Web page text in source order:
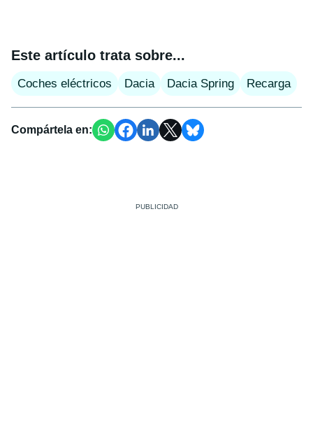
Este artículo trata sobre...
Coches eléctricos Dacia Dacia Spring Recarga
Compártela en: